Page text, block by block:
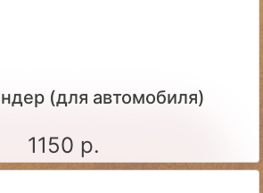
(для автомобиля)
1150 р.